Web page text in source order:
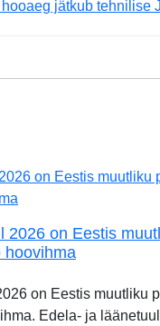
jätkub tehnilise
2026 on Eestis
hoovihma
on Eestis muutliku
Edela- ja